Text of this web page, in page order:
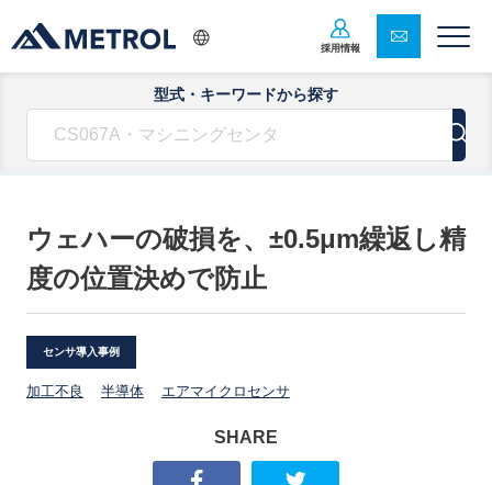
採用情報
型式・キーワードから探す
ウェハーの破損を、±0.5μm繰返し精
度の位置決めで防止
センサ導入事例
加工不良 半導体 エアマイクロセンサ
SHARE